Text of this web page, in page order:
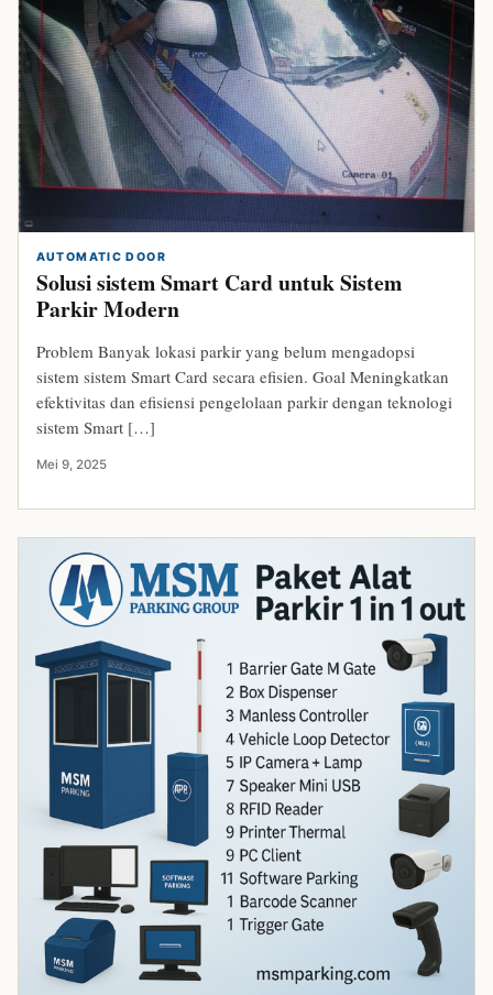
AUTOMATIC DOOR
Solusi sistem Smart Card untuk Sistem
Parkir Modern
Problem Banyak lokasi parkir yang belum mengadopsi
sistem sistem Smart Card secara efisien. Goal Meningkatkan
efektivitas dan efisiensi pengelolaan parkir dengan teknologi
sistem Smart […]
Mei 9, 2025